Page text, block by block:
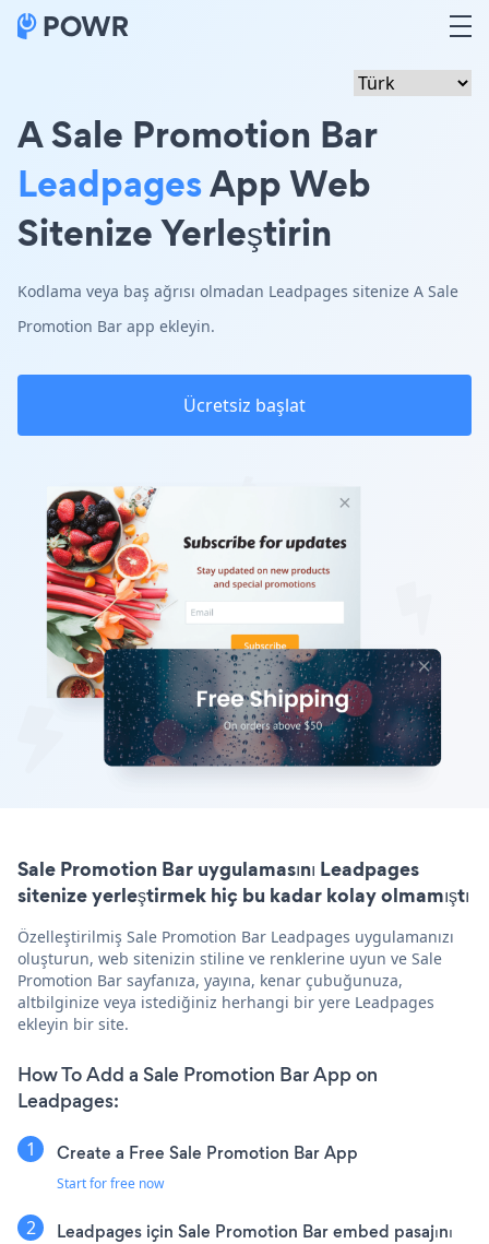
A Sale Promotion Bar
LeadpagesApp Web
Sitenize Yerleştirin
Kodlama veya baş ağrısı olmadan Leadpages sitenize A Sale
Promotion Bar app ekleyin.
Ücretsiz başlat
Sale Promotion Bar uygulamasını Leadpages
sitenize yerleştirmek hiç bu kadar kolay olmamıştı
Özelleştirilmiş Sale Promotion Bar Leadpages uygulamanızı
oluşturun, web sitenizin stiline ve renklerine uyun ve Sale
Promotion Bar sayfanıza, yayına, kenar çubuğunuza,
altbilginize veya istediğiniz herhangi bir yere Leadpages
ekleyin bir site.
How To Add a Sale Promotion Bar App on
Leadpages:
Create a Free Sale Promotion Bar App
Start for free now
Leadpages için Sale Promotion Bar embed pasajını